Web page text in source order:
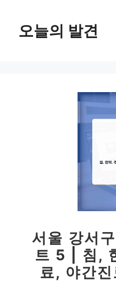
오늘의 발견
서울 강서
트 5 | 침,
료, 야간진